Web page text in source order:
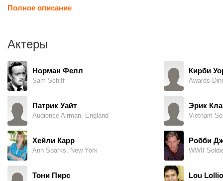
выступления ещё во время Второй мировой войны и хотя
Полное описание
Актеры
Норман Фелл
Sam Schiff
Патрик Уайт
Audience Airman, England
Хейли Карр
Ann Sparks, New York
Тони Пирс
Кирби
Awards
Эрик
Vietnam
Робби
WWII
Lou Lollio